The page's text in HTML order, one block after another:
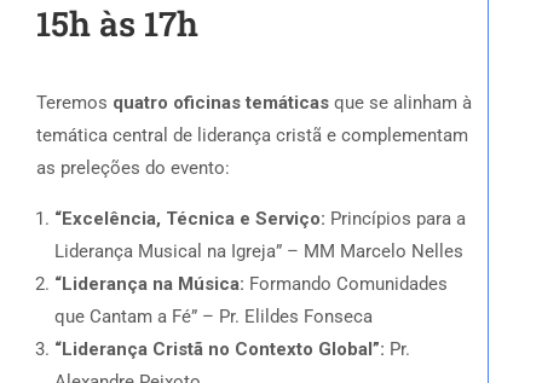
15h às 17h
Teremos quatro oficinas temáticas que se alinham à
temática central de liderança cristã e complementam
as preleções do evento:
“Excelência, Técnica e Serviço: Princípios para a
Liderança Musical na Igreja” – MM Marcelo Nelles
“Liderança na Música: Formando Comunidades
que Cantam a Fé” – Pr. Elildes Fonseca
“Liderança Cristã no Contexto Global”: Pr.